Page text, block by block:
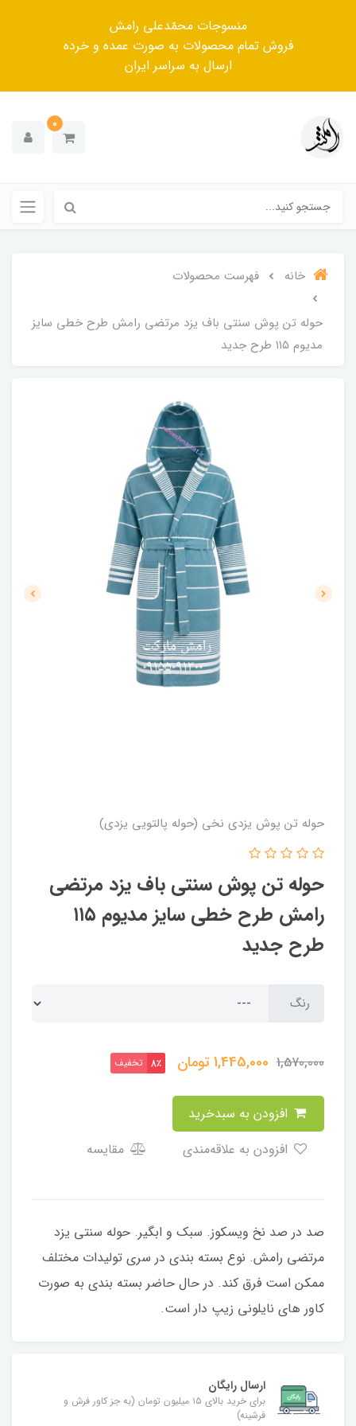
منسوجات محمّدعلی رامش
فروش تمام محصولات به صورت عمده و خرده
ارسال به سراسر ایران
0
خانه فهرست محصولات
حوله تن پوش سنتی باف یزد مرتضی رامش طرح خطی سایز
مدیوم ۱۱۵ طرح جدید
حوله تن پوش یزدی نخی (حوله پالتویی یزدی)
حوله تن پوش سنتی باف یزد مرتضی
رامش طرح خطی سایز مدیوم ۱۱۵
طرح جدید
رنگ
1,570,000
1,445,000تومان 8٪ تخفیف
مقایسه
صد در صد نخ ویسکوز. سبک و ابگیر. حوله سنتی یزد
مرتضی رامش. نوع بسته بندی در سری تولیدات مختلف
ممکن است فرق کند. در حال حاضر بسته بندی به صورت
کاور های نایلونی زیپ دار است.
ارسال رایگان
برای خرید بالای ۱۵ میلیون تومان (به جز کاور فرش و
فرشینه)